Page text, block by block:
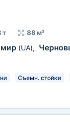
т 88 м³
(UA),
Съемн. стойки